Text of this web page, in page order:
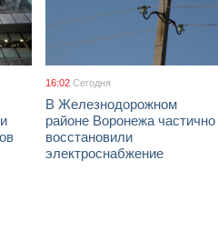
16:02 Сегодня
В Железнодорожном
районе Воронежа частично
восстановили
электроснабжение